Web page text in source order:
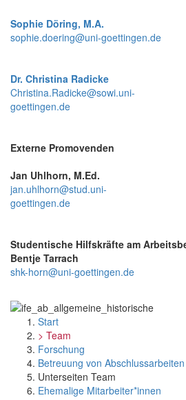
Sophie Döring, M.A.
sophie.doering@uni-goettingen.de
Dr. Christina Radicke
Christina.Radicke@sowi.uni-
goettingen.de
Externe Promovenden
Jan Uhlhorn, M.Ed.
jan.uhlhorn@stud.uni-
goettingen.de
Studentische Hilfskräfte am
Bentje Tarrach
shk-horn@uni-goettingen.de
Start
> Team
Forschung
Betreuung von Abschlussarbeiten
Unterseiten Team
Ehemalige Mitarbeiter*innen